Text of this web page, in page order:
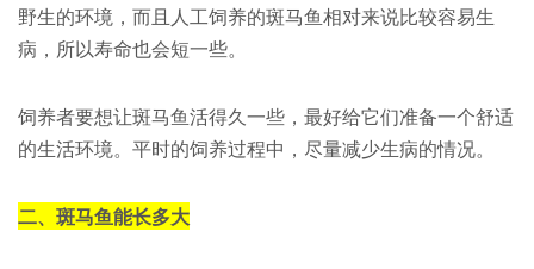
野生的环境，而且人工饲养的斑马鱼相对来说比较容易生
病，所以寿命也会短一些。
饲养者要想让斑马鱼活得久一些，最好给它们准备一个舒适
的生活环境。平时的饲养过程中，尽量减少生病的情况。
二、斑马鱼能长多大